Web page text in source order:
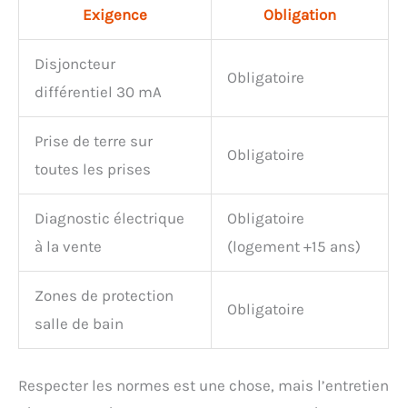
Exigence Obligation
Disjoncteur
différentiel 30 mA
Obligatoire
Prise de terre sur
toutes les prises
Obligatoire
Diagnostic électrique
à la vente
Obligatoire
(logement +15 ans)
Zones de protection
salle de bain
Obligatoire
Respecter les normes est une chose, mais l’entretien